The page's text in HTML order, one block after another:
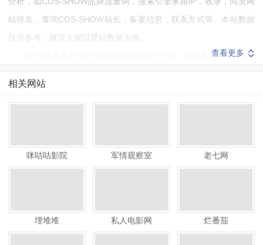
站排名，查询COS-SHOW站长，备案信息，联系方式等。本站数据
仅供参考，建议大家以爱站数据为准。
如需要更多COS-SHOW信息或建议反馈，请联系COS-SHOW
查看更多
相关网站
咪咕咕影院 军情观察室 老七网
埋堆堆 私人电影网 烂番茄